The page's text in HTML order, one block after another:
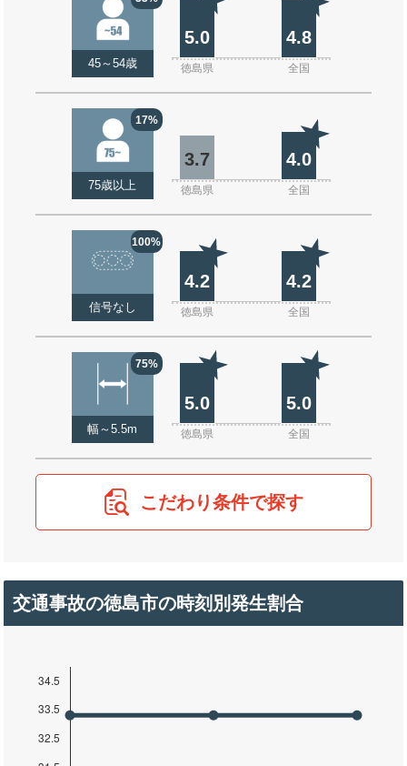
45～54歳
5.0 4.8
徳島県 全国
17%
75歳以上
3.7 4.0
徳島県 全国
100%
信号なし
4.2 4.2
徳島県 全国
75%
幅～5.5m
5.0 5.0
徳島県 全国
こだわり条件で探す
交通事故の徳島市の時刻別発生割合